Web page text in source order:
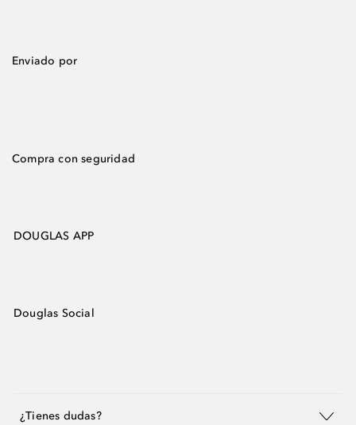
Enviado por
Compra con seguridad
DOUGLAS APP
Douglas Social
¿Tienes dudas?